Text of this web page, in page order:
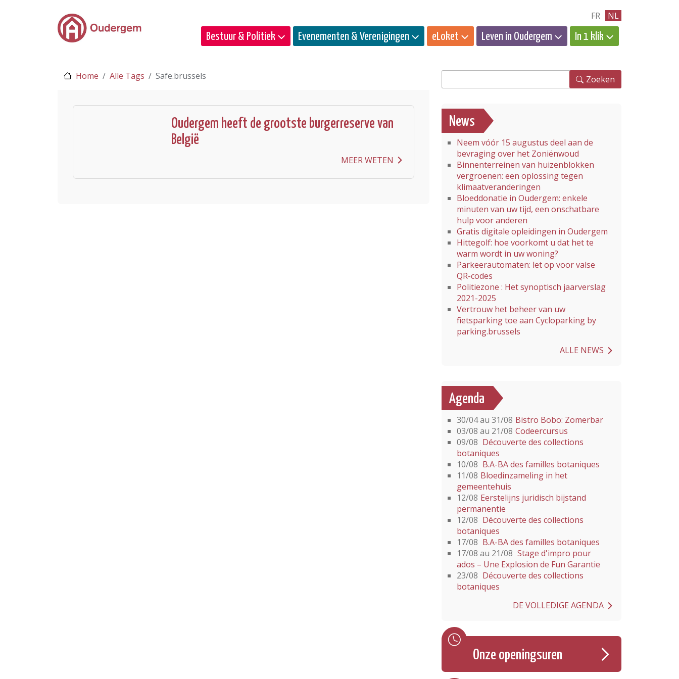
Ga naar de hoofdinhoud FR NL
Bestuur & Politiek Evenementen & Verenigingen eLoket Leven in Oudergem In 1 klik
Home Alle Tags Safe.brussels
Oudergem heeft de grootste burgerreserve van
België
MEER WETEN
Zoeken
News
Neem vóór 15 augustus deel aan de
bevraging over het Zoniënwoud
Binnenterreinen van huizenblokken
vergroenen: een oplossing tegen
klimaatveranderingen
Bloeddonatie in Oudergem: enkele
minuten van uw tijd, een onschatbare
hulp voor anderen
Gratis digitale opleidingen in Oudergem
Hittegolf: hoe voorkomt u dat het te
warm wordt in uw woning?
Parkeerautomaten: let op voor valse
QR-codes
Politiezone : Het synoptisch jaarverslag
2021-2025
Vertrouw het beheer van uw
fietsparking toe aan Cycloparking by
parking.brussels
ALLE NEWS
Agenda
30/04 au 31/08 Bistro Bobo: Zomerbar
03/08 au 21/08 Codeercursus
09/08 Découverte des collections
botaniques
10/08 B.A-BA des familles botaniques
11/08 Bloedinzameling in het
gemeentehuis
12/08 Eerstelijns juridisch bijstand
permanentie
12/08 Découverte des collections
botaniques
17/08 B.A-BA des familles botaniques
17/08 au 21/08 Stage d'impro pour
ados – Une Explosion de Fun Garantie
23/08 Découverte des collections
botaniques
DE VOLLEDIGE AGENDA
Onze openingsuren